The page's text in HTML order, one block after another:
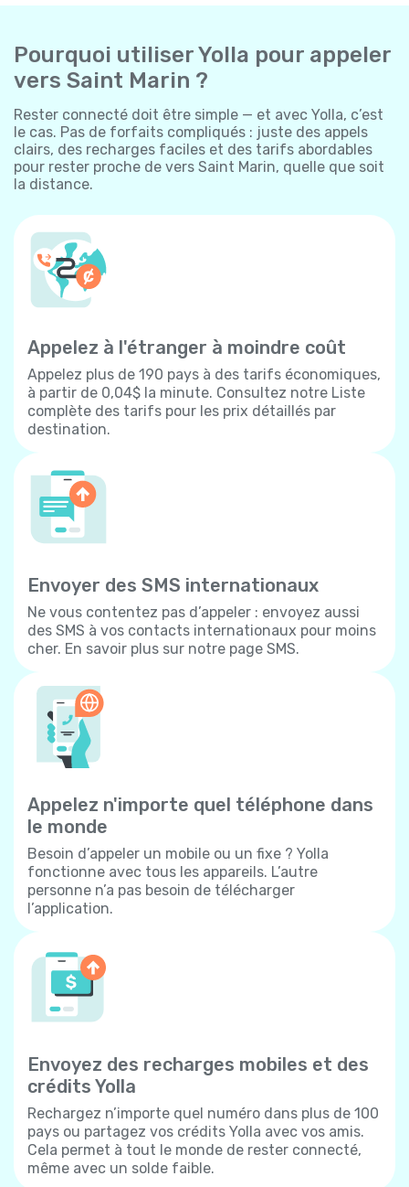
Pourquoi utiliser Yolla pour appeler
vers Saint Marin ?
Rester connecté doit être simple — et avec Yolla, c’est
le cas. Pas de forfaits compliqués : juste des appels
clairs, des recharges faciles et des tarifs abordables
pour rester proche de vers Saint Marin, quelle que soit
la distance.
Appelez à l'étranger à moindre coût
Appelez plus de 190 pays à des tarifs économiques,
à partir de 0,04$ la minute. Consultez notre Liste
complète des tarifs pour les prix détaillés par
destination.
Envoyer des SMS internationaux
Ne vous contentez pas d’appeler : envoyez aussi
des SMS à vos contacts internationaux pour moins
cher. En savoir plus sur notre page SMS.
Appelez n'importe quel téléphone dans
le monde
Besoin d’appeler un mobile ou un fixe ? Yolla
fonctionne avec tous les appareils. L’autre
personne n’a pas besoin de télécharger
l’application.
Envoyez des recharges mobiles et des
crédits Yolla
Rechargez n’importe quel numéro dans plus de 100
pays ou partagez vos crédits Yolla avec vos amis.
Cela permet à tout le monde de rester connecté,
même avec un solde faible.